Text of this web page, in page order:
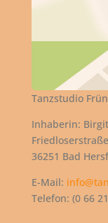
Tanzstudio
Inhaberin:
36251 Bad
E-Mail:
Telefon: (0 66